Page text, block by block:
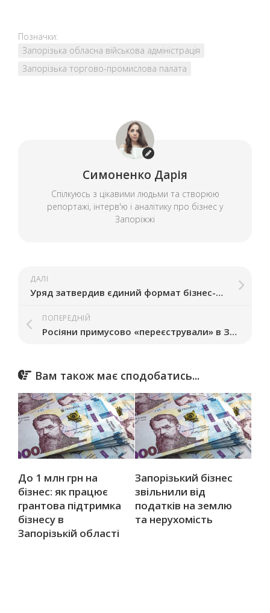
Позначки:
Запорізька обласна військова адміністрація
Запорізька торгово-промислова палата
Симоненко Дарія
Спілкуюсь з цікавими людьми та створюю
репортажі, інтерв'ю і аналітику про бізнес у
Запоріжжі
ДАЛІ
Уряд затвердив єдиний формат бізнес-планів, які підприємці подають на державні програми підтримки
ПОПЕРЕДНІЙ
Росіяни примусово «переєстрували» в Запорізькій області 228 підприємств
Вам також має сподобатись...
До 1 млн грн на
бізнес: як працює
грантова підтримка
бізнесу в
Запорізькій області
Запорізький бізнес
звільнили від
податків на землю
та нерухомість